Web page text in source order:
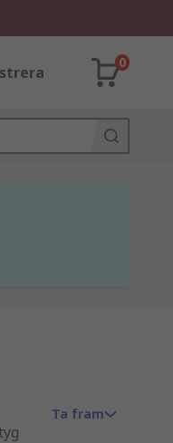
0
Ta fram